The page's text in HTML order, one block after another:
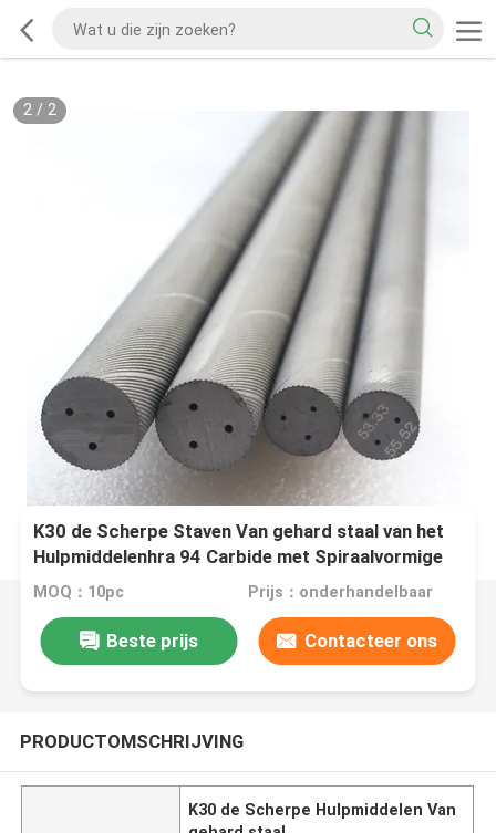
2/ 2
K30 de Scherpe Staven Van gehard staal van het
Hulpmiddelenhra 94 Carbide met Spiraalvormige
Koelmiddelengaten
MOQ：10pc Prijs：onderhandelbaar
Beste prijs Contacteer ons
PRODUCTOMSCHRIJVING
K30 de Scherpe Hulpmiddelen Van